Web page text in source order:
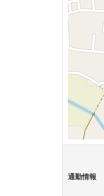
通勤情報